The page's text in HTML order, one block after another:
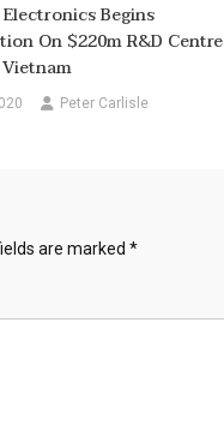
Begins
On $220m R&D Centre
Peter Carlisle
are marked *